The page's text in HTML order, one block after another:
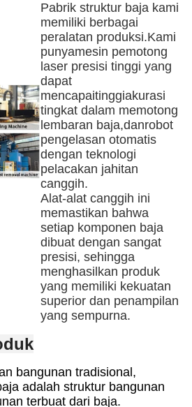
Pabrik struktur baja kami
memiliki berbagai
peralatan produksi.Kami
punyamesin pemotong
laser presisi tinggi yang
dapat
mencapaitinggiakurasi
tingkat dalam memotong
lembaran baja,danrobot
pengelasan otomatis
dengan teknologi
pelacakan jahitan
canggih.
Alat-alat canggih ini
memastikan bahwa
setiap komponen baja
dibuat dengan sangat
presisi, sehingga
menghasilkan produk
yang memiliki kekuatan
superior dan penampilan
yang sempurna.
bangunan tradisional,
adalah struktur bangunan
terbuat dari baja.